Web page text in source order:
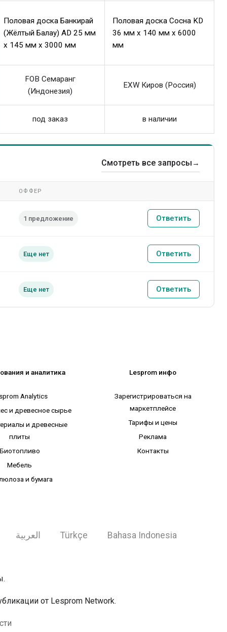
Половая доска Банкирай
(Жёлтый Балау) AD 25 мм
x 145 мм x 3000 мм
Половая доска Сосна KD
36 мм x 140 мм x 6000
мм
FOB Семаранг
(Индонезия)
EXW Киров (Россия)
под заказ в наличии
Смотреть все запросы →
ОФФЕР
1 предложение Ответить
Еще нет Ответить
Еще нет Ответить
и аналитика
Analytics
и древесное сырье
и древесные
плиты
Биотопливо
Мебель
и бумага
Lesprom инфо
Зарегистрироваться на
маркетплейсе
Тарифы и цены
Реклама
Контакты
العربية Türkçe Bahasa Indonesia
от Lesprom Network.